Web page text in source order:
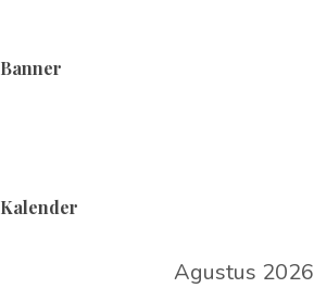
Banner
Kalender
Agustus 2026